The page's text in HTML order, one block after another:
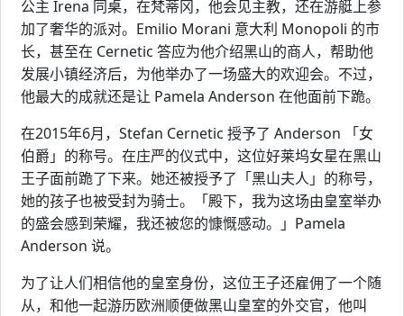
公主 Irena 同桌，在梵蒂冈，他会见主教，还在游艇上参
加了奢华的派对。Emilio Morani 意大利 Monopoli 的市
长，甚至在 Cernetic 答应为他介绍黑山的商人，帮助他
发展小镇经济后，为他举办了一场盛大的欢迎会。不过，
他最大的成就还是让 Pamela Anderson 在他面前下跪。
在2015年6月，Stefan Cernetic 授予了 Anderson 「女
伯爵」的称号。在庄严的仪式中，这位好莱坞女星在黑山
王子面前跪了下来。她还被授予了「黑山夫人」的称号，
她的孩子也被受封为骑士。「殿下，我为这场由皇室举办
的盛会感到荣耀，我还被您的慷慨感动。」Pamela
Anderson 说。
为了让人们相信他的皇室身份，这位王子还雇佣了一个随
从，和他一起游历欧洲顺便做黑山皇室的外交官，他叫